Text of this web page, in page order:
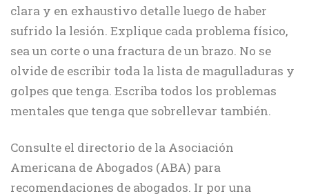
clara y en exhaustivo detalle luego de haber
sufrido la lesión. Explique cada problema físico,
sea un corte o una fractura de un brazo. No se
olvide de escribir toda la lista de magulladuras y
golpes que tenga. Escriba todos los problemas
mentales que tenga que sobrellevar también.
Consulte el directorio de la Asociación
Americana de Abogados (ABA) para
recomendaciones de abogados. Ir por una